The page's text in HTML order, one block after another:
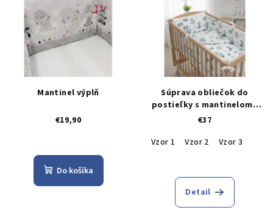
Mantinel výplň
€19,90
Do košíka
Súprava obliečok do
postieľky s mantinelom -
výhodné balenie
€37
Vzor 1
Vzor 2 Vzor 3
Detail